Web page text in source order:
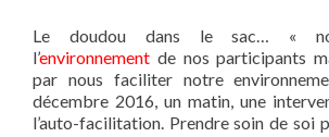
Le doudou dans le sac… «
l’environnement de nos participants
par nous faciliter notre
décembre 2016, un matin, une
l’auto-facilitation. Prendre soin de soi